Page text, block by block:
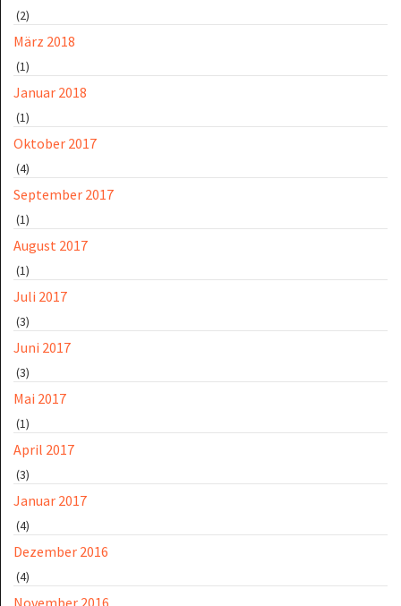
(2)
März 2018
(1)
Januar 2018
(1)
Oktober 2017
(4)
September 2017
(1)
August 2017
(1)
Juli 2017
(3)
Juni 2017
(3)
Mai 2017
(1)
April 2017
(3)
Januar 2017
(4)
Dezember 2016
(4)
November 2016